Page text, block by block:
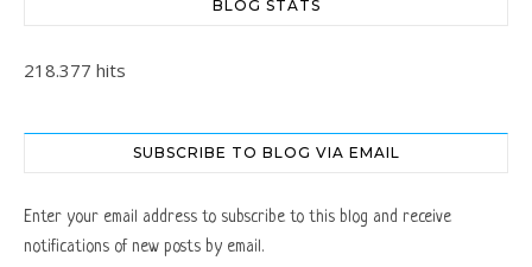
BLOG STATS
218.377 hits
SUBSCRIBE TO BLOG VIA EMAIL
Enter your email address to subscribe to this blog and receive
notifications of new posts by email.